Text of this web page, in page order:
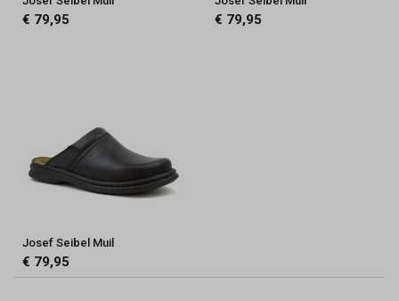
€ 79,95 € 79,95
Josef Seibel Muil
€ 79,95